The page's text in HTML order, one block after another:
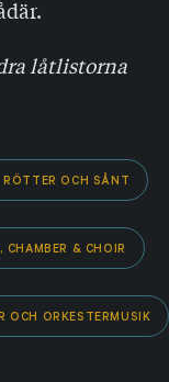
låtlistorna
OCH SÅNT
& CHOIR
OCH ORKESTERMUSIK